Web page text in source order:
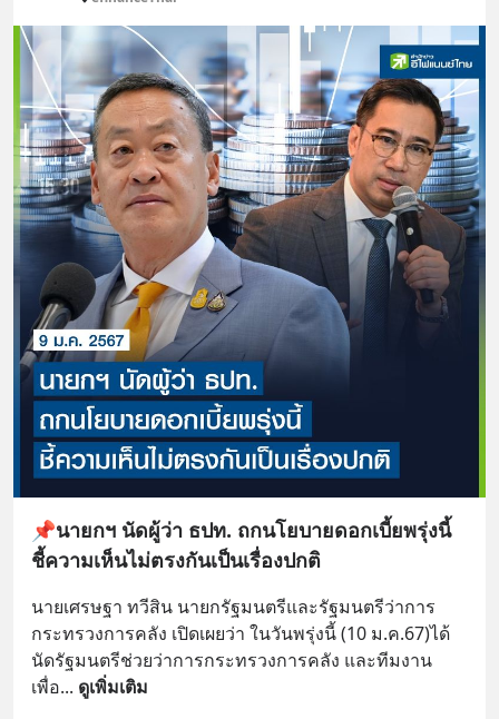
📌นายกฯ นัดผู้ว่า ธปท. ถกนโยบายดอกเบี้ยพรุ่งนี้
ชี้ความเห็นไม่ตรงกันเป็นเรื่องปกติ
นายเศรษฐา ทวีสิน นายกรัฐมนตรีและรัฐมนตรีว่าการ
กระทรวงการคลัง เปิดเผยว่า ในวันพรุ่งนี้ (10 ม.ค.67)ได้
นัดรัฐมนตรีช่วยว่าการกระทรวงการคลัง และทีมงาน
เพื่อ... ดูเพิ่มเติม